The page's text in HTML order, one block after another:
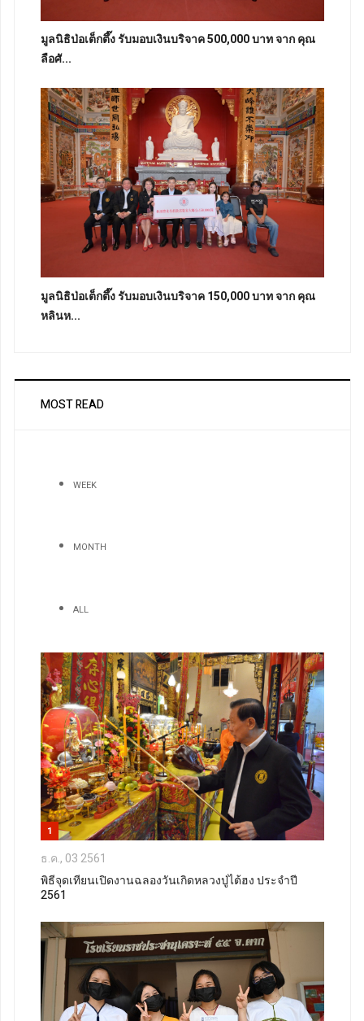
มูลนิธิป่อเต็กตึ๊ง รับมอบเงินบริจาค 500,000 บาท จาก คุณ
ลือศั...
มูลนิธิป่อเต็กตึ๊ง รับมอบเงินบริจาค 150,000 บาท จาก คุณ
หลินห...
MOST READ
WEEK
MONTH
ALL
1
ธ.ค., 03 2561
พิธีจุดเทียนเปิดงานฉลองวันเกิดหลวงปู่ไต้ฮง ประจำปี
2561